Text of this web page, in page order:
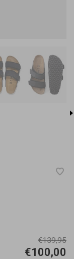
€139,95
€100,00